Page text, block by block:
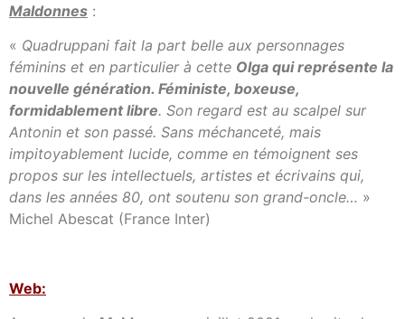
Maldonnes :
« Quadruppani fait la part belle aux personnages
féminins et en particulier à cette Olga qui représente la
nouvelle génération. Féministe, boxeuse,
formidablement libre. Son regard est au scalpel sur
Antonin et son passé. Sans méchanceté, mais
impitoyablement lucide, comme en témoignent ses
propos sur les intellectuels, artistes et écrivains qui,
dans les années 80, ont soutenu son grand-oncle… »
Michel Abescat (France Inter)
Web: